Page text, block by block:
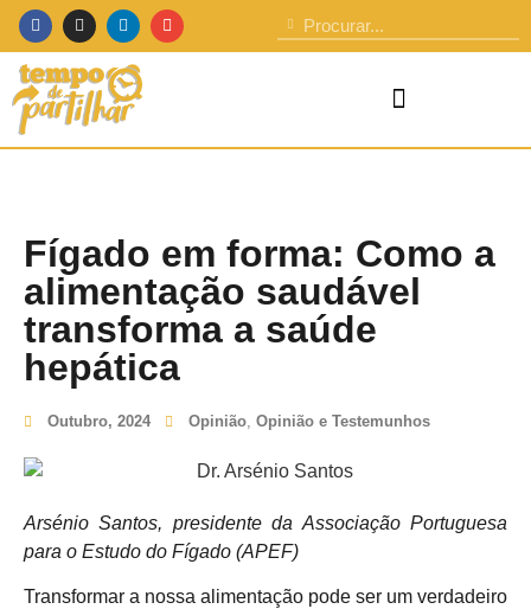
Fígado em forma: Como a
alimentação saudável
transforma a saúde
hepática
Outubro, 2024 Opinião, Opinião e Testemunhos
Arsénio Santos, presidente da Associação Portuguesa
para o Estudo do Fígado (APEF)
Transformar a nossa alimentação pode ser um verdadeiro